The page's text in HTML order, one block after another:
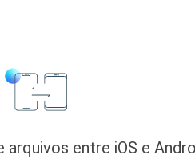
entre iOS e